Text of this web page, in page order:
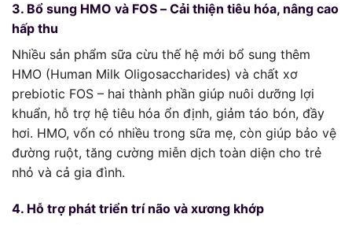
3. Bổ sung HMO và FOS – Cải thiện tiêu hóa, nâng cao
hấp thu
Nhiều sản phẩm sữa cừu thế hệ mới bổ sung thêm
HMO (Human Milk Oligosaccharides) và chất xơ
prebiotic FOS – hai thành phần giúp nuôi dưỡng lợi
khuẩn, hỗ trợ hệ tiêu hóa ổn định, giảm táo bón, đầy
hơi. HMO, vốn có nhiều trong sữa mẹ, còn giúp bảo vệ
đường ruột, tăng cường miễn dịch toàn diện cho trẻ
nhỏ và cả gia đình.
4. Hỗ trợ phát triển trí não và xương khớp